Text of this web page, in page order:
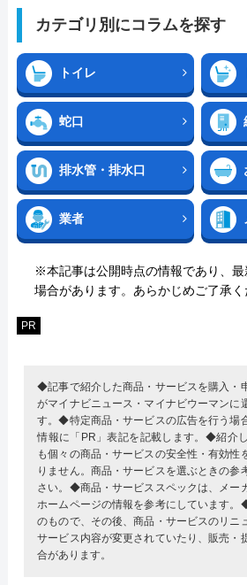
カテゴリ別にコラムを探す
トイレ
蛇口
排水管・排水口
業者
※本記事は公開時点の情報であり、
場合があります。あらかじめご了承く
PR
◆記事で紹介した商品・サービスを購入・
がマイナビニュース・マイナビウーマンに
す。◆特定商品・サービスの広告を行う場
情報に「PR」表記を記載します。◆紹介
も個々の商品・サービスの安全性・有効性
りません。商品・サービスを選ぶときの参
さい。◆商品・サービススペックは、メー
ホームページの情報を参考にしています
のもので、その後、商品・サービスのリニ
サービス内容が変更されていたり、販売・
合があります。